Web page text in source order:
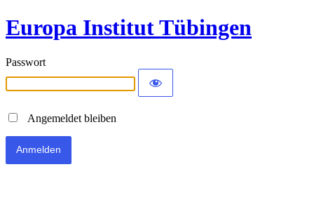
Europa Institut Tübingen
Passwort
Angemeldet bleiben